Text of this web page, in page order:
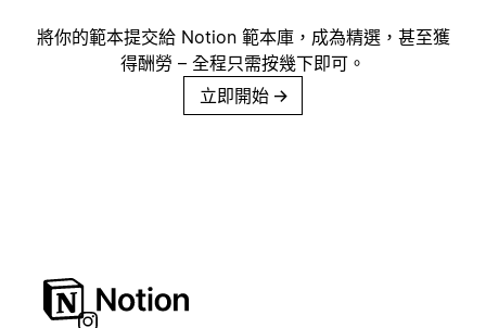
將你的範本提交給 Notion 範本庫，成為精選，甚至獲
得酬勞 – 全程只需按幾下即可。
立即開始 →